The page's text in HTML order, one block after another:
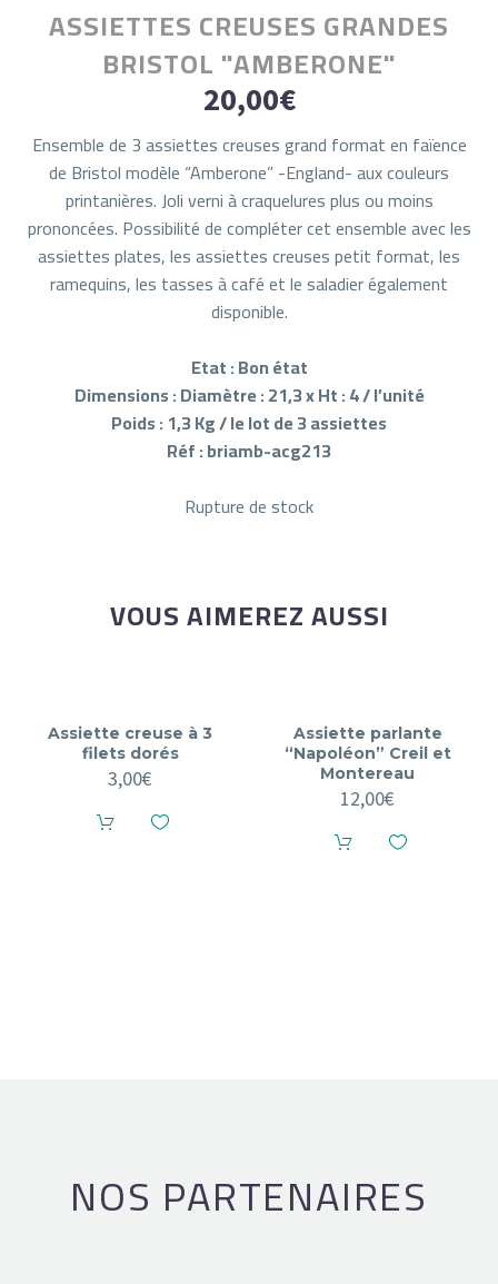
ASSIETTES CREUSES GRANDES
BRISTOL "AMBERONE"
20,00€
Ensemble de 3 assiettes creuses grand format en faïence
de Bristol modèle “Amberone” -England- aux couleurs
printanières. Joli verni à craquelures plus ou moins
prononcées. Possibilité de compléter cet ensemble avec les
assiettes plates, les assiettes creuses petit format, les
ramequins, les tasses à café et le saladier également
disponible.
Etat : Bon état
Dimensions : Diamètre : 21,3 x Ht : 4 / l’unité
Poids : 1,3 Kg / le lot de 3 assiettes
Réf : briamb-acg213
Rupture de stock
VOUS AIMEREZ AUSSI
Assiette creuse à 3
filets dorés
3,00€
Assiette parlante
“Napoléon” Creil et
Montereau
12,00€
NOS PARTENAIRES